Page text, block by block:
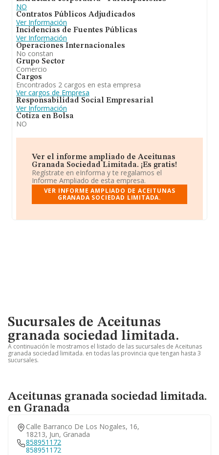
NO
Contratos Públicos Adjudicados
Ver Información
Incidencias de Fuentes Públicas
Ver Información
Operaciones Internacionales
No constan
Grupo Sector
Comercio
Cargos
Encontrados 2 cargos en esta empresa
Ver cargos de Empresa
Responsabilidad Social Empresarial
Ver Información
Cotiza en Bolsa
NO
Ver el informe ampliado de Aceitunas
Granada Sociedad Limitada. ¡Es gratis!
Regístrate en eInforma y te regalamos el
Informe Ampliado de esta empresa.
VER INFORME AMPLIADO DE ACEITUNAS
GRANADA SOCIEDAD LIMITADA.
Sucursales de Aceitunas
granada sociedad limitada.
A continuación le mostramos el listado de las sucursales de Aceitunas
granada sociedad limitada. en todas las provincia que tengan hasta 3
sucursales.
Aceitunas granada sociedad limitada.
en Granada
Calle Barranco De Los Nogales, 16,
18213, Jun, Granada
858951172
858951172